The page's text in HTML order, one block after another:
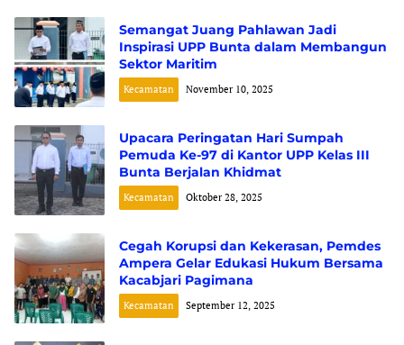
Semangat Juang Pahlawan Jadi
Inspirasi UPP Bunta dalam Membangun
Sektor Maritim
Kecamatan November 10, 2025
Upacara Peringatan Hari Sumpah
Pemuda Ke-97 di Kantor UPP Kelas III
Bunta Berjalan Khidmat
Kecamatan Oktober 28, 2025
Cegah Korupsi dan Kekerasan, Pemdes
Ampera Gelar Edukasi Hukum Bersama
Kacabjari Pagimana
Kecamatan September 12, 2025